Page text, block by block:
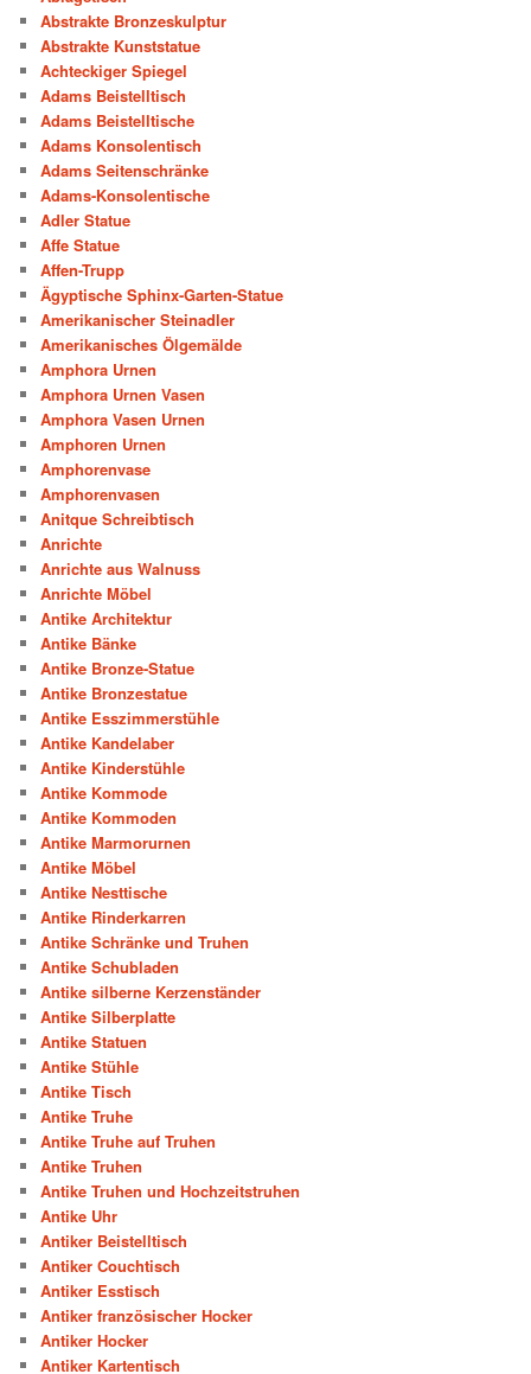
Abstrakte Bronzeskulptur
Abstrakte Kunststatue
Achteckiger Spiegel
Adams Beistelltisch
Adams Beistelltische
Adams Konsolentisch
Adams Seitenschränke
Adams-Konsolentische
Adler Statue
Affe Statue
Affen-Trupp
Ägyptische Sphinx-Garten-Statue
Amerikanischer Steinadler
Amerikanisches Ölgemälde
Amphora Urnen
Amphora Urnen Vasen
Amphora Vasen Urnen
Amphoren Urnen
Amphorenvase
Amphorenvasen
Anitque Schreibtisch
Anrichte
Anrichte aus Walnuss
Anrichte Möbel
Antike Architektur
Antike Bänke
Antike Bronze-Statue
Antike Bronzestatue
Antike Esszimmerstühle
Antike Kandelaber
Antike Kinderstühle
Antike Kommode
Antike Kommoden
Antike Marmorurnen
Antike Möbel
Antike Nesttische
Antike Rinderkarren
Antike Schränke und Truhen
Antike Schubladen
Antike silberne Kerzenständer
Antike Silberplatte
Antike Statuen
Antike Stühle
Antike Tisch
Antike Truhe
Antike Truhe auf Truhen
Antike Truhen
Antike Truhen und Hochzeitstruhen
Antike Uhr
Antiker Beistelltisch
Antiker Couchtisch
Antiker Esstisch
Antiker französischer Hocker
Antiker Hocker
Antiker Kartentisch